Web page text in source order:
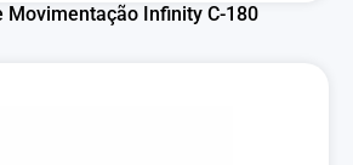
Movimentação Infinity C-180